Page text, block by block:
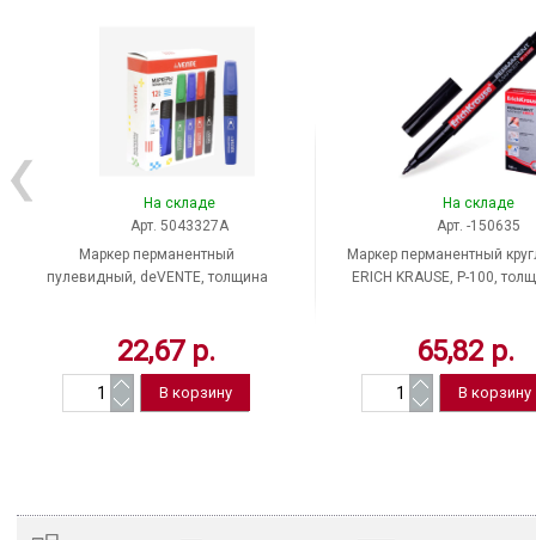
На складе
Арт. 5043327A
Маркер перманентный
пулевидный, deVENTE, толщина
22,67 р.
На складе
Арт. -150635
Маркер перманентный
ERICH KRAUSE, P-100,
65,82 р.